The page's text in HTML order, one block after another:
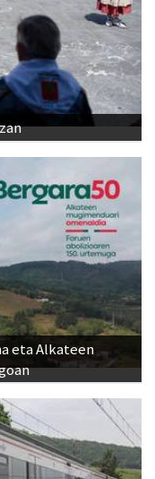
eta Alkateen